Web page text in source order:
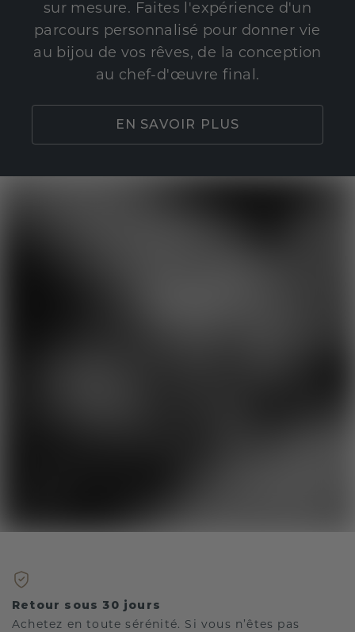
sur mesure. Faites l'expérience d'un
parcours personnalisé pour donner vie
au bijou de vos rêves, de la conception
au chef-d'œuvre final.
EN SAVOIR PLUS
Retour sous 30 jours
Achetez en toute sérénité. Si vous n’êtes pas